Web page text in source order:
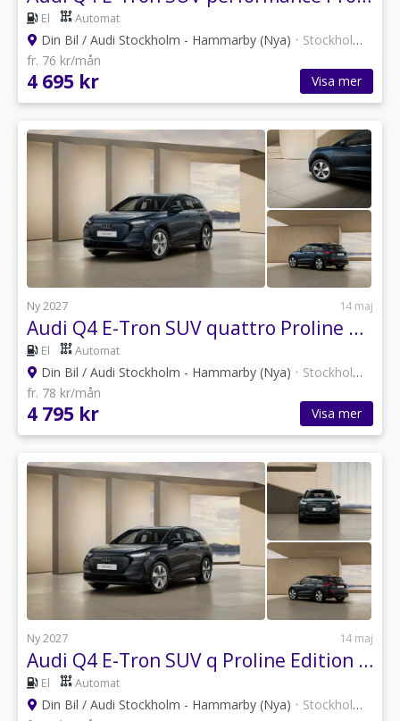
El Automat
Din Bil / Audi Stockholm - Hammarby (Nya) • Stockholm
fr. 76 kr/mån
4 695 kr Visa mer
Ny 2027 14 maj
Audi Q4 E-Tron SUV quattro Proline Edition 220,00 kW *Businesslease*
El Automat
Din Bil / Audi Stockholm - Hammarby (Nya) • Stockholm
fr. 78 kr/mån
4 795 kr Visa mer
Ny 2027 14 maj
Audi Q4 E-Tron SUV q Proline Edition Evolu 220,00 kW *Privatleasing*
El Automat
Din Bil / Audi Stockholm - Hammarby (Nya) • Stockholm